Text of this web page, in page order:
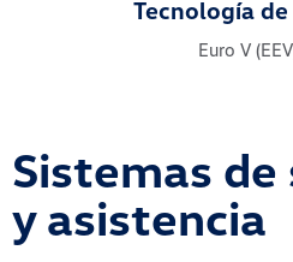
Tecnología
Euro V
Sistemas
y asistencia